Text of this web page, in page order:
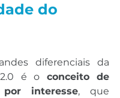
do
diferenciais da
2.0 é o conceito de
por interesse, que